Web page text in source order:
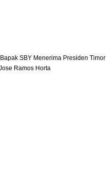
SBY Menerima Presiden Timor
Ramos Horta